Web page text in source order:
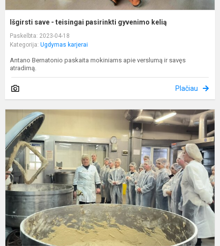
Išgirsti save - teisingai pasirinkti gyvenimo kelią
Paskelbta: 2023-04-18
Kategorija: Ugdymas karjerai
Antano Bernatonio paskaita mokiniams apie verslumą ir savęs
atradimą.
Plačiau